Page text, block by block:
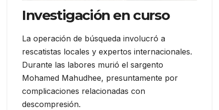
Investigación en curso
La operación de búsqueda involucró a
rescatistas locales y expertos internacionales.
Durante las labores murió el sargento
Mohamed Mahudhee, presuntamente por
complicaciones relacionadas con
descompresión.